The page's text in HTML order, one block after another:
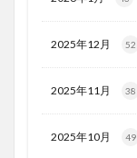
2025年12月 52
2025年11月 38
2025年10月 49